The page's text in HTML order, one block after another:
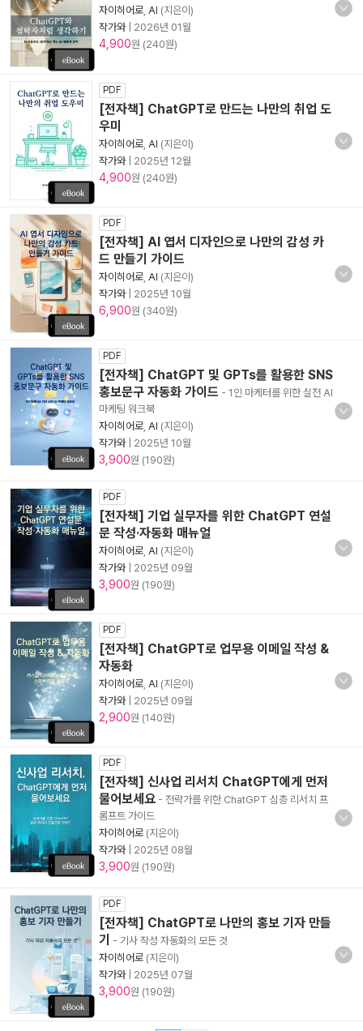
자이히어로 AI (지은이)
작가와| 2026년 01월
4,900원 (240원)
PDF
[전자책] ChatGPT로 만드는 나만의 취업 도
우미
자이히어로 AI (지은이)
작가와| 2025년 12월
4,900원 (240원)
PDF
[전자책] AI 엽서 디자인으로 나만의 감성 카
드 만들기 가이드
자이히어로 AI (지은이)
작가와| 2025년 10월
6,900원 (340원)
PDF
[전자책] ChatGPT 및 GPTs를 활용한 SNS
홍보문구 자동화 가이드 - 1인 마케터를 위한 실전 AI
마케팅 워크북
자이히어로 AI (지은이)
작가와| 2025년 10월
3,900원 (190원)
PDF
[전자책] 기업 실무자를 위한 ChatGPT 연설
문 작성·자동화 매뉴얼
자이히어로 AI (지은이)
작가와| 2025년 09월
3,900원 (190원)
PDF
[전자책] ChatGPT로 업무용 이메일 작성 &
자동화
자이히어로 AI (지은이)
작가와| 2025년 09월
2,900원 (140원)
PDF
[전자책] 신사업 리서치 ChatGPT에게 먼저
물어보세요 - 전략가를 위한 ChatGPT 심층 리서치 프
롬프트 가이드
자이히어로 (지은이)
작가와| 2025년 08월
3,900원 (190원)
PDF
[전자책] ChatGPT로 나만의 홍보 기자 만들
기
- 기사 작성 자동화의 모든 것
자이히어로 (지은이)
작가와| 2025년 07월
3,900원 (190원)